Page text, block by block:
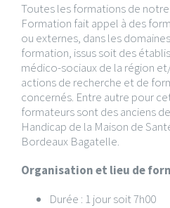
Toutes les formations de
Formation fait appel à des
ou externes, dans les
formation, issus soit des
médico-sociaux de la région
actions de recherche et de
concernés. Entre autre pour
formateurs sont des anciens
Handicap de la Maison de
Bordeaux Bagatelle.
Organisation et lieu de
Durée : 1 jour soit 7h00